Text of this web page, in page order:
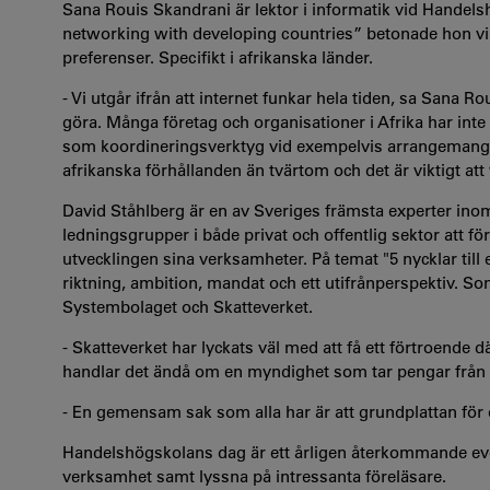
Sana Rouis Skandrani är lektor i informatik vid
networking with developing countries” betonade hon
preferenser. Specifikt i afrikanska länder.
- Vi utgår ifrån att internet funkar hela tiden, sa Sana
göra. Många företag och organisationer i Afrika har
som koordineringsverktyg vid exempelvis
afrikanska förhållanden än tvärtom och det är viktigt
David Ståhlberg är en av Sveriges främsta experter
ledningsgrupper i både privat och offentlig sektor att
utvecklingen sina verksamheter. På temat "5 nycklar
riktning, ambition, mandat och ett utifrånperspektiv.
Systembolaget och Skatteverket.
- Skatteverket har lyckats väl med att få ett förtroende
handlar det ändå om en myndighet som tar pengar
- En gemensam sak som alla har är att grundplattan
Handelshögskolans dag är ett årligen återkommande
verksamhet samt lyssna på intressanta föreläsare.